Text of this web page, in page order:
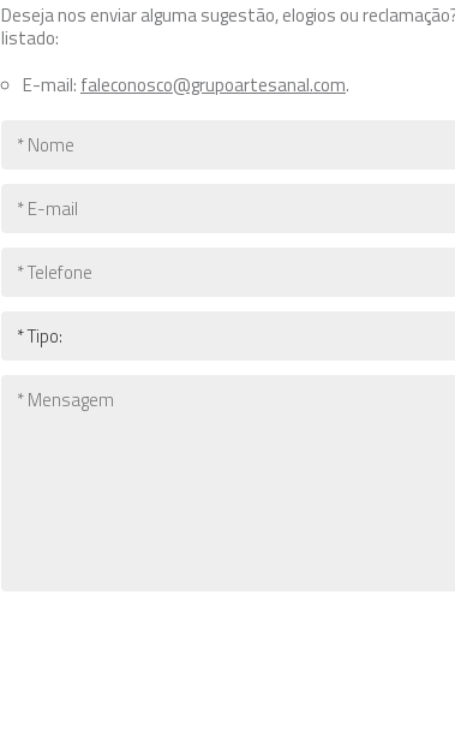
Deseja nos enviar alguma sugestão, elogios ou
listado:
E-mail: faleconosco@grupoartesanal.com.